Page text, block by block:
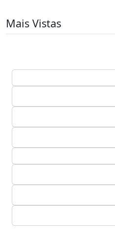
Mais Vistas